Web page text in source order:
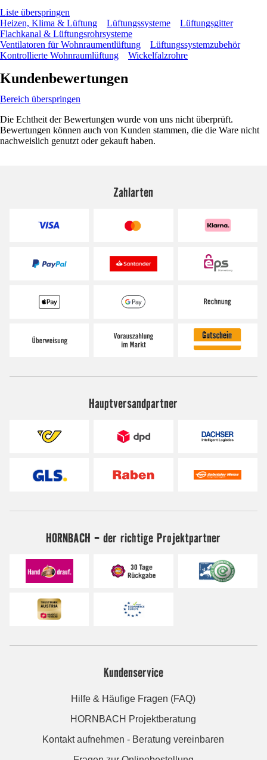
Liste überspringen
Heizen, Klima & Lüftung
Lüftungssysteme
Lüftungsgitter
Flachkanal & Lüftungsrohrsysteme
Ventilatoren für Wohnraumentlüftung
Lüftungssystemzubehör
Kontrollierte Wohnraumlüftung
Wickelfalzrohre
Kundenbewertungen
Bereich überspringen
Die Echtheit der Bewertungen wurde von uns nicht überprüft.
Bewertungen können auch von Kunden stammen, die die Ware nicht
nachweislich genutzt oder gekauft haben.
Zahlarten
Hauptversandpartner
HORNBACH - der richtige Projektpartner
Kundenservice
Hilfe & Häufige Fragen (FAQ)
HORNBACH Projektberatung
Kontakt aufnehmen - Beratung vereinbaren